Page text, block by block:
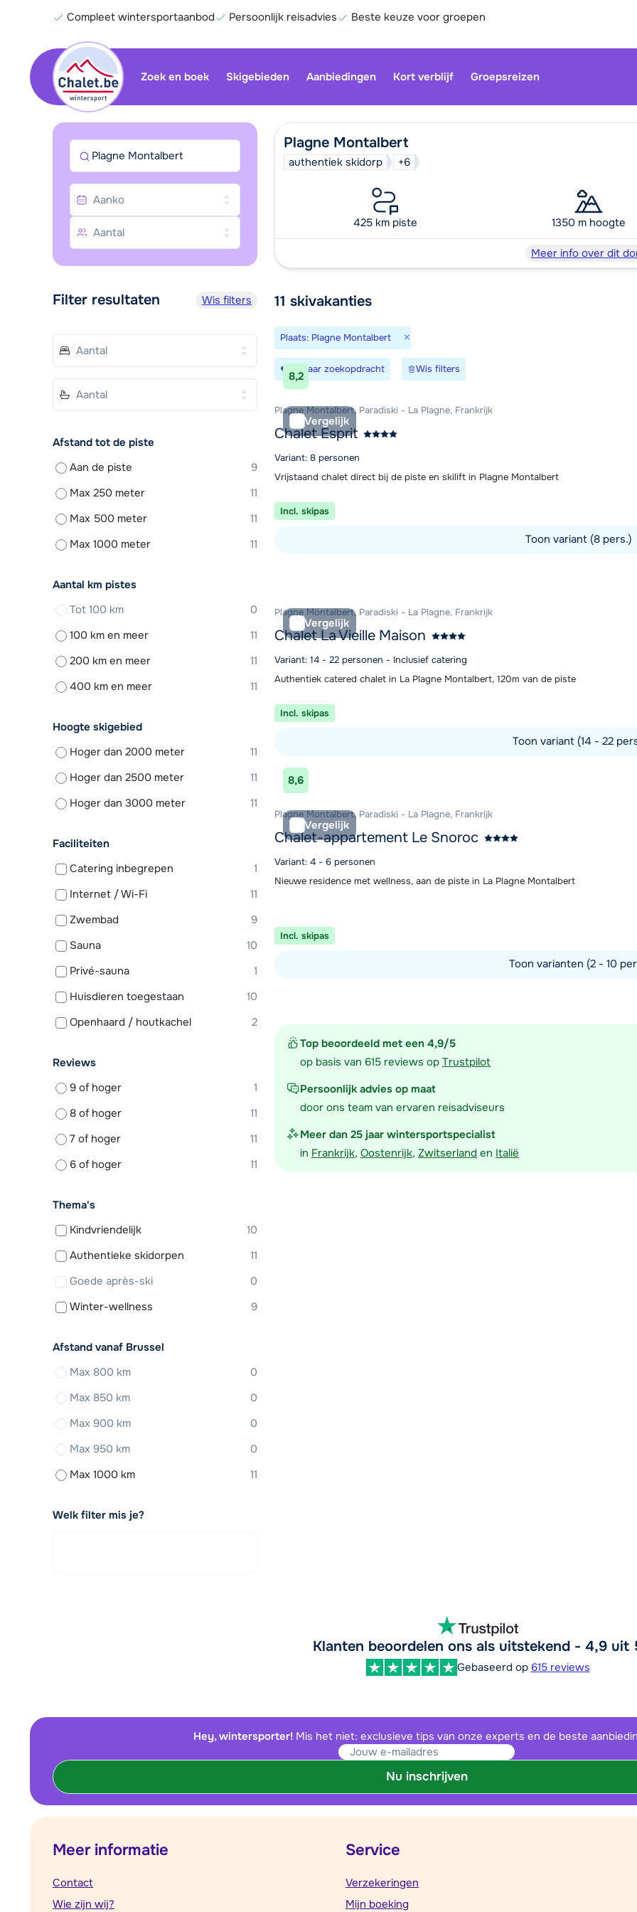
Compleet wintersportaanbod Persoonlijk reisadvies Beste keuze voor groepen
Zoek en boek Skigebieden Aanbiedingen Kort verblijf Groepsreizen
Plagne Montalbert
authentiek skidorp +6
425 km piste 1350 m hoogte
Meer info over dit
11 skivakanties
Plaats: Plagne Montalbert ×
Bewaar zoekopdracht Wis filters
Top beoordeeld met een 4,9/5
op basis van 615 reviews op Trustpilot
Persoonlijk advies op maat
door ons team van ervaren reisadviseurs
Meer dan 25 jaar wintersportspecialist
in Frankrijk, Oostenrijk, Zwitserland en Italië
8,2
Vergelijk
Plagne Montalbert, Paradiski - La Plagne, Frankrijk
Chalet Esprit
Variant: 8 personen
Vrijstaand chalet direct bij de piste en skilift in Plagne Montalbert
Incl. skipas
Toon variant (8 pers.)
Vergelijk
Plagne Montalbert, Paradiski - La Plagne, Frankrijk
Chalet La Vieille Maison
Variant: 14 - 22 personen - Inclusief catering
Authentiek catered chalet in La Plagne Montalbert, 120m van de piste
Incl. skipas
Toon variant (14 - 22
Bekijk accommodatie
8,6
Vergelijk
Plagne Montalbert, Paradiski - La Plagne, Frankrijk
Chalet-appartement Le Snoroc
Variant: 4 - 6 personen
Nieuwe residence met wellness, aan de piste in La Plagne Montalbert
Incl. skipas
Toon varianten (2 - 10
Plagne Montalbert
Filter resultaten Wis filters
Afstand tot de piste
Aan de piste
9
Max 250 meter
11
Max 500 meter
11
Max 1000 meter
11
Aantal km pistes
Tot 100 km
0
100 km en meer
11
200 km en meer
11
400 km en meer
11
Hoogte skigebied
Hoger dan 2000 meter
11
Hoger dan 2500 meter
11
Hoger dan 3000 meter
11
Faciliteiten
Catering inbegrepen
1
Internet / Wi-Fi
11
Zwembad
9
Sauna
10
Privé-sauna
1
Huisdieren toegestaan
10
Openhaard / houtkachel
2
Reviews
9 of hoger
1
8 of hoger
11
7 of hoger
11
6 of hoger
11
Thema's
Kindvriendelijk
10
Authentieke skidorpen
11
Goede après-ski
0
Winter-wellness
9
Afstand vanaf Brussel
Max 800 km
0
Max 850 km
0
Max 900 km
0
Max 950 km
0
Max 1000 km
11
Welk filter mis je?
Klanten beoordelen ons als uitstekend - 4,9 uit
Gebaseerd op 615 reviews
Hey, wintersporter! Mis het niet: exclusieve tips van onze experts en de beste
Nu inschrijven
Meer informatie
Contact
Wie zijn wij?
Service
Verzekeringen
Mijn boeking